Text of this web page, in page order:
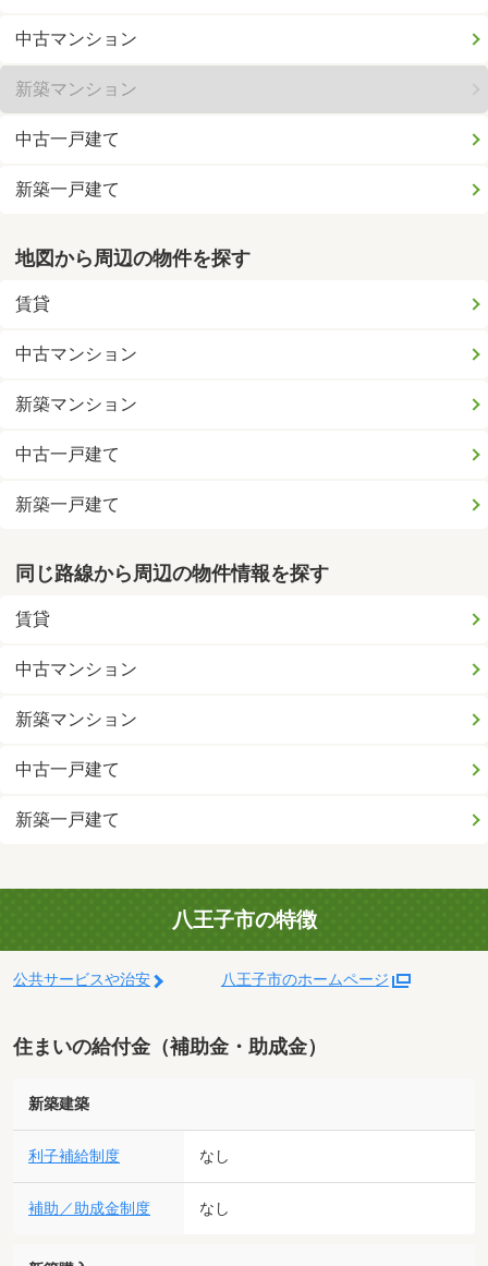
中古マンション
新築マンション
中古一戸建て
新築一戸建て
地図から周辺の物件を探す
賃貸
中古マンション
新築マンション
中古一戸建て
新築一戸建て
同じ路線から周辺の物件情報を探す
賃貸
中古マンション
新築マンション
中古一戸建て
新築一戸建て
八王子市の特徴
公共サービスや治安 八王子市のホームページ
住まいの給付金（補助金・助成金）
新築建築
利子補給制度 なし
補助／助成金制度 なし